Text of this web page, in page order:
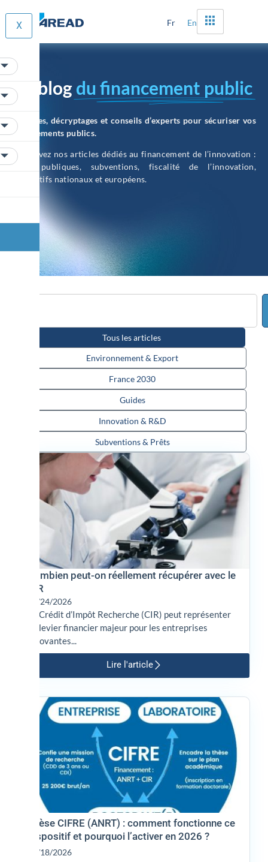
Fr En
X
Le blogdu financement public
Analyses, décryptages et conseils d’experts pour sécuriser vos
financements publics.
Retrouvez nos articles dédiés au financement de l’innovation :
aides publiques, subventions, fiscalité de l’innovation,
dispositifs nationaux et européens.
Environnement & Export
France 2030
Guides
Innovation & R&D
Subventions & Prêts
Tous les articles
Combien peut-on réellement récupérer avec le
CIR
02/24/2026
Le Crédit d’Impôt Recherche (CIR) peut représenter
un levier financier majeur pour les entreprises
innovantes...
Lire l'article
Thèse CIFRE (ANRT) : comment fonctionne ce
dispositif et pourquoi l’activer en 2026 ?
02/18/2026